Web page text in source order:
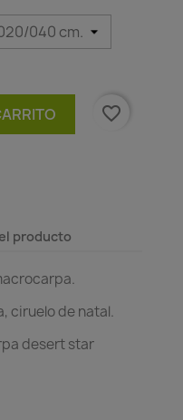
favorite_border
producto
ciruelo de natal.
desert star